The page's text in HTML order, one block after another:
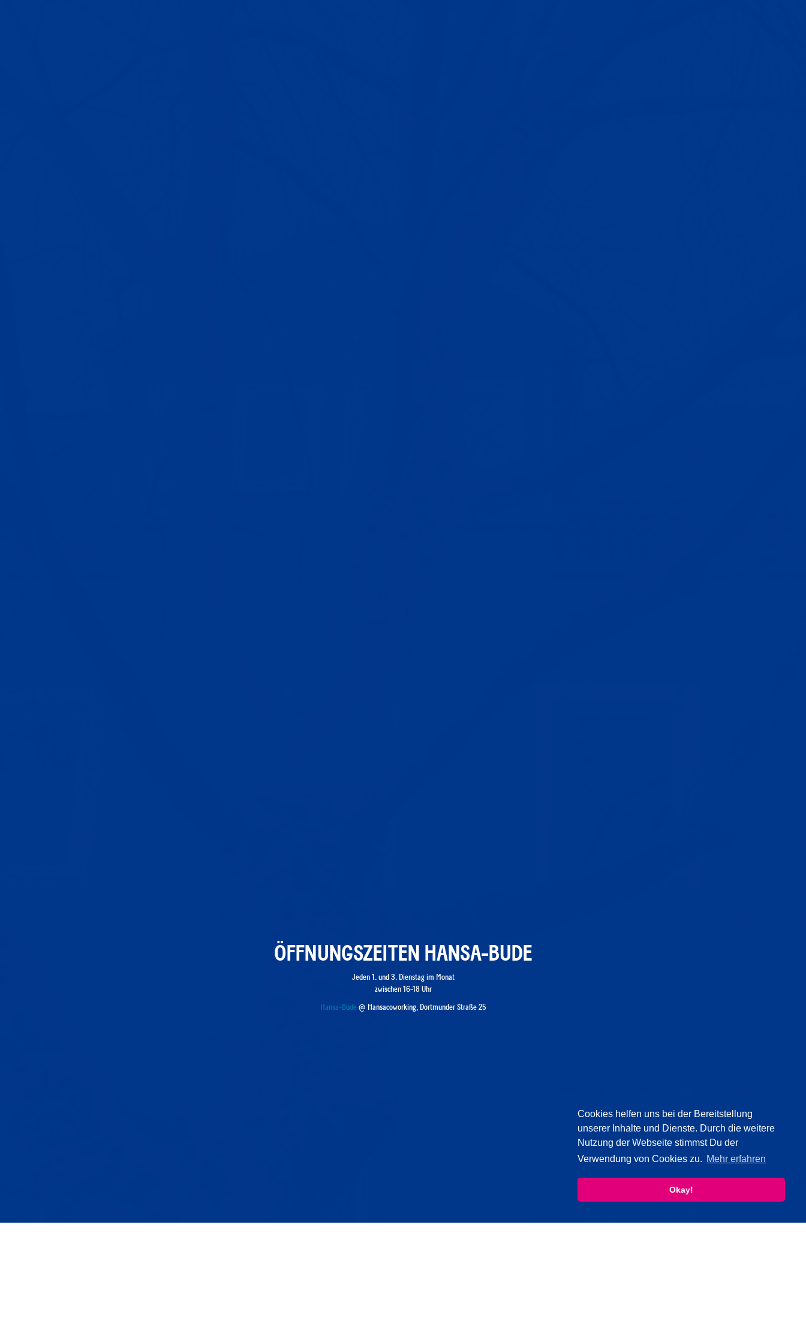
Cookies helfen uns bei der Bereitstellung
unserer Inhalte und Dienste. Durch die weitere
Nutzung der Webseite stimmst Du der
Verwendung von Cookies zu. Mehr erfahren
Okay!
ÖFFNUNGSZEITEN HANSA-BUDE
Jeden 1. und 3. Dienstag im Monat
zwischen 16-18 Uhr
Hansa-Bude @ Hansacoworking, Dortmunder Straße 25